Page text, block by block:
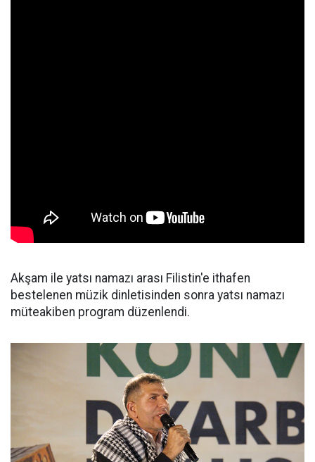
Akşam ile yatsı namazı arası Filistin'e ithafen
bestelenen müzik dinletisinden sonra yatsı namazı
müteakiben program düzenlendi.